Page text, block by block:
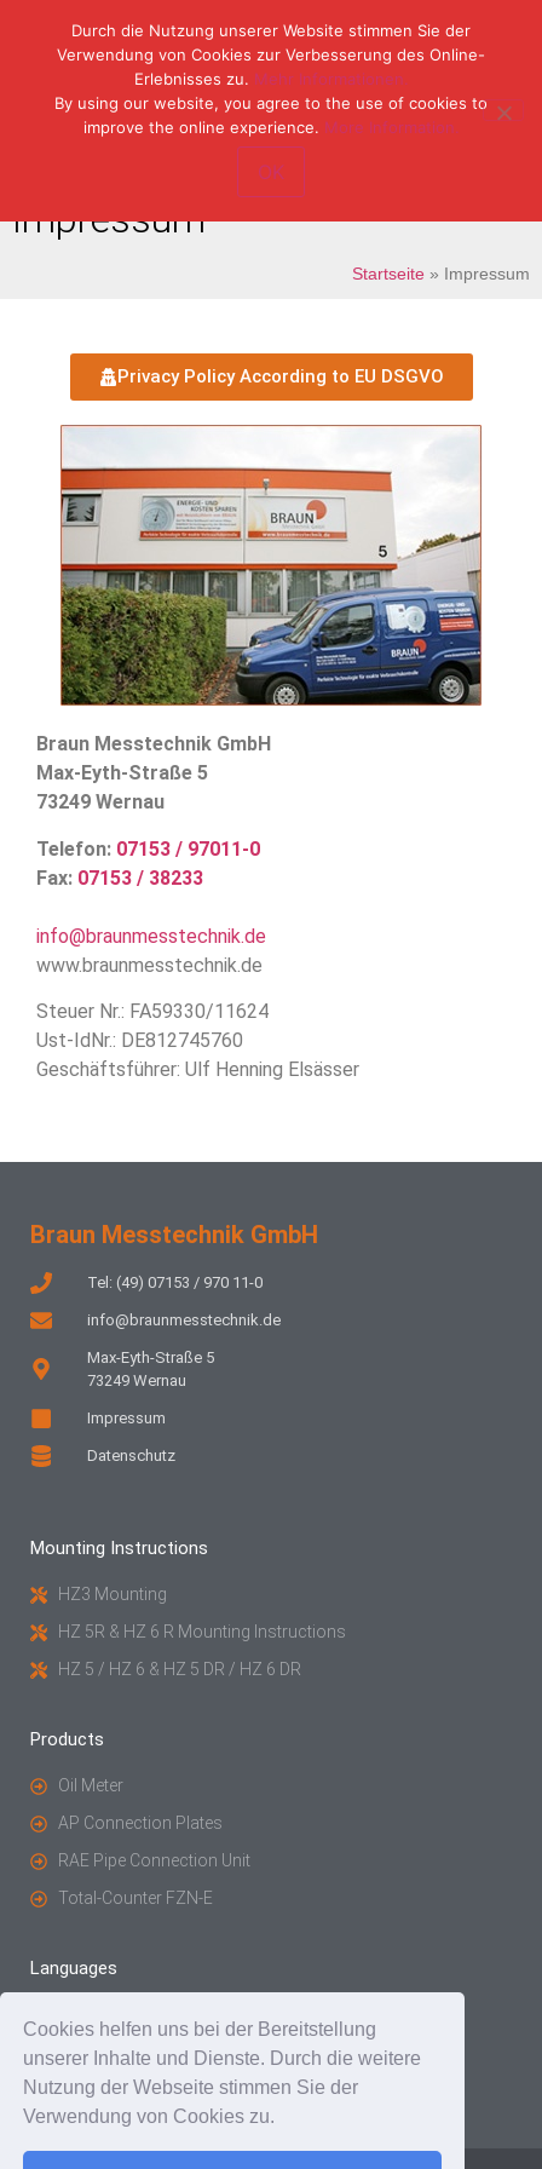
Cookies helfen uns bei der Bereitstellung
unserer Inhalte und Dienste. Durch die weitere
Nutzung der Webseite stimmen Sie der
Verwendung von Cookies zu.
Tel: (49) 07153 / 970 11-0
Fax: (49) 07153 / 382 33
Impressum
Startseite » Impressum
Privacy Policy According to EU DSGVO
Braun Messtechnik GmbH
Max-Eyth-Straße 5
73249 Wernau
Telefon: 07153 / 97011-0
Fax: 07153 / 38233
info@braunmesstechnik.de
www.braunmesstechnik.de
Steuer Nr.: FA59330/11624
Ust-IdNr.: DE812745760
Geschäftsführer: Ulf Henning Elsässer
Braun Messtechnik GmbH
Tel: (49) 07153 / 970 11-0
info@braunmesstechnik.de
Max-Eyth-Straße 5
73249 Wernau
Impressum
Datenschutz
Mounting Instructions
HZ3 Mounting
HZ 5R & HZ 6 R Mounting Instructions
HZ 5 / HZ 6 & HZ 5 DR / HZ 6 DR
Products
Oil Meter
AP Connection Plates
RAE Pipe Connection Unit
Total-Counter FZN-E
Languages
English Français (French)
Deutsch( German)
Durch die Nutzung unserer Website stimmen Sie der
Verwendung von Cookies zur Verbesserung des Online-
Erlebnisses zu. Mehr Informationen.
By using our website, you agree to the use of cookies to
improve the online experience. More Information.
OK